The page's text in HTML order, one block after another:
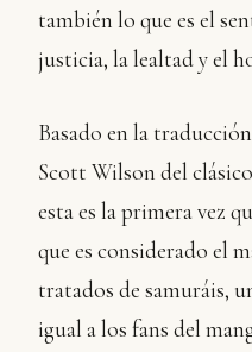
también lo que es el
justicia, la lealtad y el
Basado en la
Scott Wilson del
esta es la primera vez
que es considerado el
tratados de samuráis,
igual a los fans del